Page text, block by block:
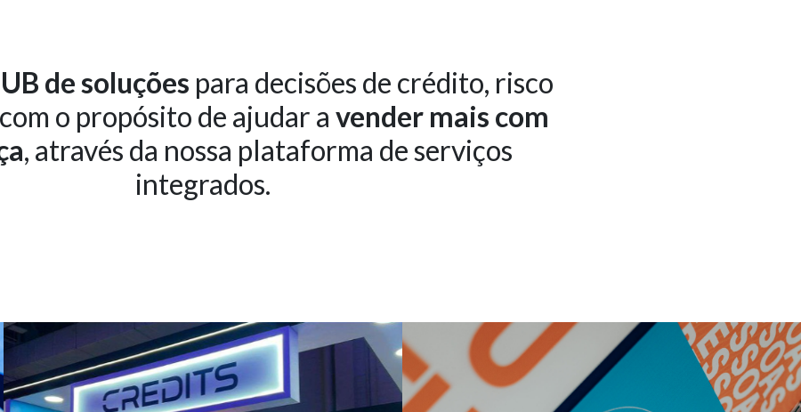
de soluções para decisões de crédito, risco
o propósito de ajudar a vender mais com
, através da nossa plataforma de serviços
integrados.